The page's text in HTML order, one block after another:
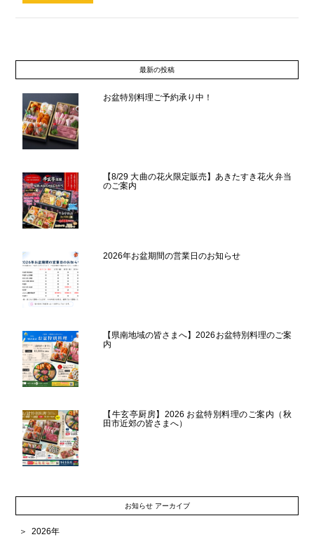
最新の投稿
お盆特別料理ご予約承り中！
【8/29 大曲の花火限定販売】あきたすき花火弁当
のご案内
2026年お盆期間の営業日のお知らせ
【県南地域の皆さまへ】2026お盆特別料理のご案
内
【牛玄亭厨房】2026 お盆特別料理のご案内（秋
田市近郊の皆さまへ）
お知らせ アーカイブ
2026年